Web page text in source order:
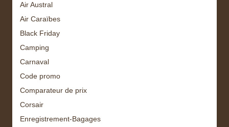
Air Austral
Air Caraïbes
Black Friday
Camping
Carnaval
Code promo
Comparateur de prix
Corsair
Enregistrement-Bagages